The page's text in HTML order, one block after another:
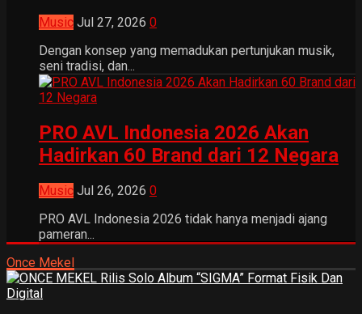
Music Jul 27, 2026 0
Dengan konsep yang memadukan pertunjukan musik,
seni tradisi, dan...
PRO AVL Indonesia 2026 Akan
Hadirkan 60 Brand dari 12 Negara
Music Jul 26, 2026 0
PRO AVL Indonesia 2026 tidak hanya menjadi ajang
pameran...
Once Mekel